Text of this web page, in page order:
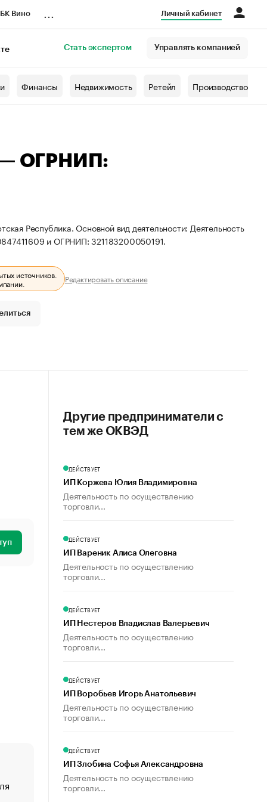
Вино Личный кабинет
Стать экспертом Управлять компанией
Финансы Недвижимость Ретейл Производство
— ОГРНИП:
Республика. Основной вид деятельности: Деятельность
и ОГРНИП: 321183200050191.
источников.
Редактировать описание
«От спорта тело стареет иначе». Как живет глава
создавшей GTA
Другие предприниматели с
тем же ОКВЭД
ДЕЙСТВУЕТ
ИП Коржева Юлия Владимировна
Деятельность по осуществлению
торговли...
ДЕЙСТВУЕТ
ИП Вареник Алиса Олеговна
Деятельность по осуществлению
торговли...
ДЕЙСТВУЕТ
ИП Нестеров Владислав Валерьевич
Деятельность по осуществлению
торговли...
ДЕЙСТВУЕТ
ИП Воробьев Игорь Анатольевич
Деятельность по осуществлению
торговли...
ДЕЙСТВУЕТ
ИП Злобина Софья Александровна
Деятельность по осуществлению
торговли...